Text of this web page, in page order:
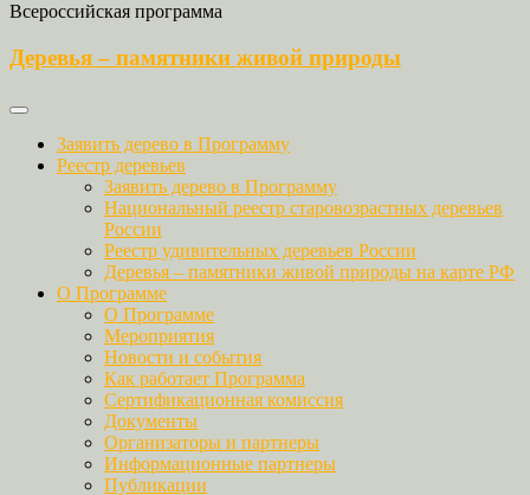
Всероссийская программа
Деревья – памятники живой природы
Заявить дерево в Программу
Реестр деревьев
Заявить дерево в Программу
Национальный реестр старовозрастных деревьев
России
Реестр удивительных деревьев России
Деревья – памятники живой природы на карте РФ
О Программе
О Программе
Мероприятия
Новости и события
Как работает Программа
Сертификационная комиссия
Документы
Организаторы и партнеры
Информационные партнеры
Публикации